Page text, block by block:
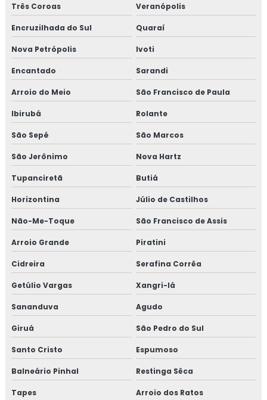
Forno de cozinha
Forno de cozinha embutido
Forno de cozinha profissional
Forno de embutir cozinha
Forno de embutir grande
Forno com fogão
Forno com fogão a lenha acoplado
Forno de fogão a lenha grande
Forno industrial de embutir
Forno industrial a lenha
Forno inox
Forno inox a lenha
Forno à lenha
Forno a lenha cozinha
Forno a lenha grande
Três Coroas Veranópolis
Encruzilhada do Sul Quaraí
Nova Petrópolis Ivoti
Encantado Sarandi
Arroio do Meio São Francisco de Paula
Ibirubá Rolante
São Sepé São Marcos
São Jerônimo Nova Hartz
Tupanciretã Butiá
Horizontina Júlio de Castilhos
Não-Me-Toque São Francisco de Assis
Arroio Grande Piratini
Cidreira Serafina Corrêa
Getúlio Vargas Xangri-lá
Sananduva Agudo
Giruá São Pedro do Sul
Santo Cristo Espumoso
Balneário Pinhal Restinga Sêca
Tapes Arroio dos Ratos